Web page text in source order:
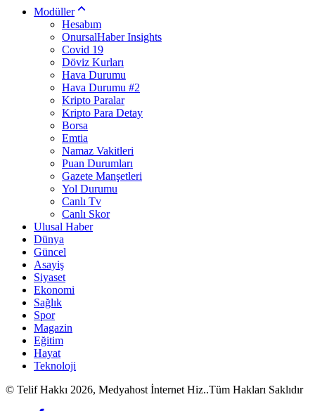
Modüller
Hesabım
OnursalHaber Insights
Covid 19
Döviz Kurları
Hava Durumu
Hava Durumu #2
Kripto Paralar
Kripto Para Detay
Borsa
Emtia
Namaz Vakitleri
Puan Durumları
Gazete Manşetleri
Yol Durumu
Canlı Tv
Canlı Skor
Ulusal Haber
Dünya
Güncel
Asayiş
Siyaset
Ekonomi
Sağlık
Spor
Magazin
Eğitim
Hayat
Teknoloji
© Telif Hakkı 2026, Medyahost İnternet Hiz..Tüm Hakları Saklıdır